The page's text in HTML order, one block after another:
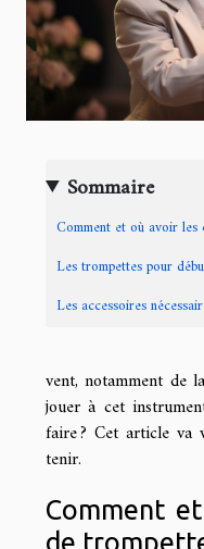
Sommaire
Comment et où avoir
Les trompettes pour
Les accessoires
vent, notamment de
jouer à cet
faire ? Cet article va
tenir.
Comment
de